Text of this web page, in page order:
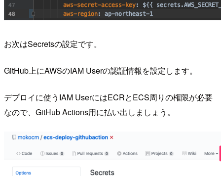
お次はSecretsの設定です。
GitHub上にAWSのIAM Userの認証情報を設定します。
デプロイに使うIAM UserにはECRとECS周りの権限が必要
なので、GitHub Actions用に払い出しましょう。